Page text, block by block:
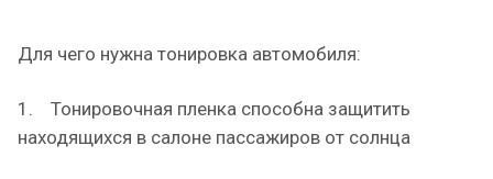
Для чего нужна тонировка автомобиля:
1. Тонировочная пленка способна защитить
находящихся в салоне пассажиров от солнца